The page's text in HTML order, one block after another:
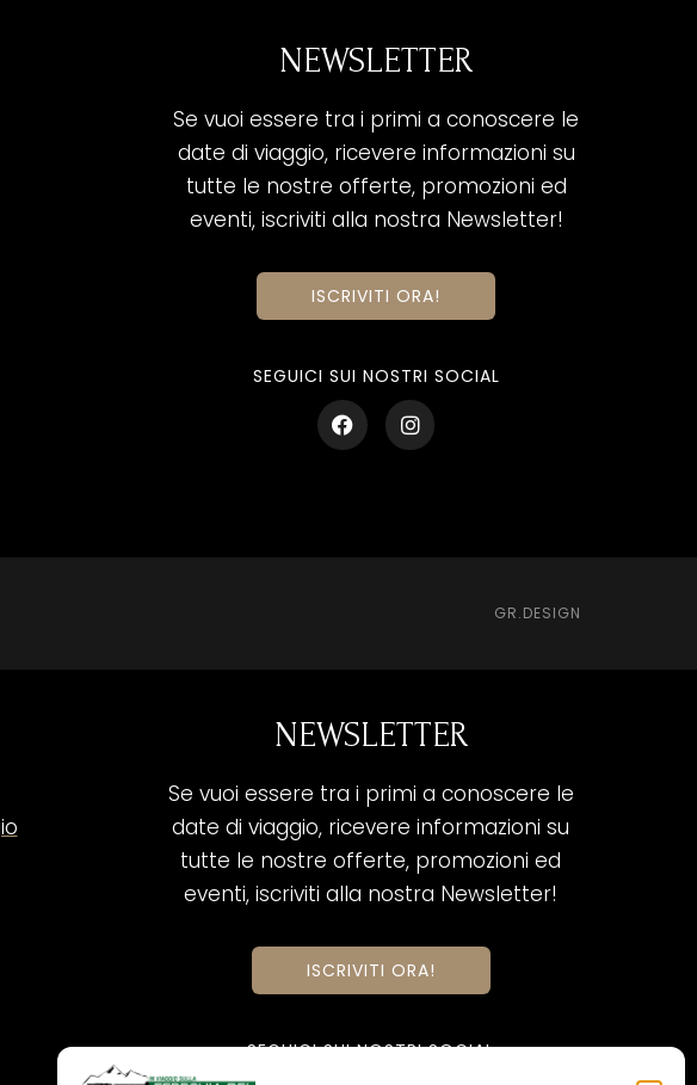
NEWSLETTER
Se vuoi essere tra i primi a conoscere le
date di viaggio, ricevere informazioni su
tutte le nostre offerte, promozioni ed
eventi, iscriviti alla nostra Newsletter!
ISCRIVITI ORA!
SEGUICI SUI NOSTRI SOCIAL
GR.DESIGN
NEWSLETTER
Se vuoi essere tra i primi a conoscere le
date di viaggio, ricevere informazioni su
tutte le nostre offerte, promozioni ed
eventi, iscriviti alla nostra Newsletter!
ISCRIVITI ORA!
SEGUICI SUI NOSTRI SOCIAL